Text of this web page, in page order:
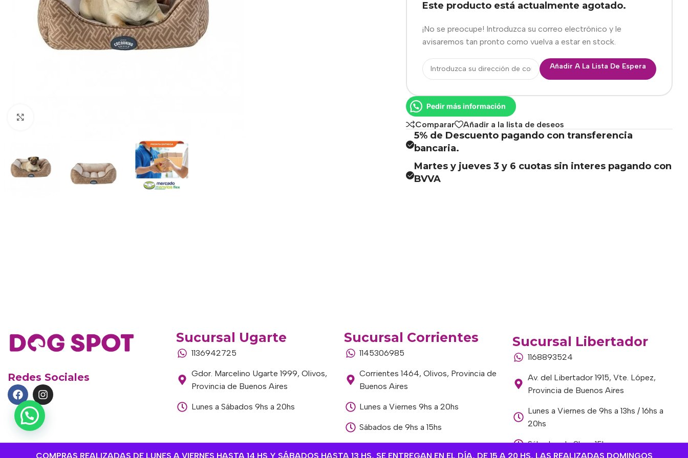
COMPRAS REALIZADAS DE LUNES A VIERNES HASTA 14 HS Y SÁBADOS HASTA 13 HS, SE ENTREGAN EN EL DÍA, DE 15 A 20 HS, LAS REALIZADAS DOMINGOS
Este producto está actualmente agotado.
¡No se preocupe! Introduzca su correo electrónico y le
avisaremos tan pronto como vuelva a estar en stock.
Añadir A La Lista De Espera
Pedir más información
Comparar Añadir a la lista de deseos
5% de Descuento pagando con transferencia
bancaria.
Martes y jueves 3 y 6 cuotas sin interes pagando con
BVVA
Redes Sociales
Sucursal Ugarte
1136942725
Gdor. Marcelino Ugarte 1999, Olivos,
Provincia de Buenos Aires
Lunes a Sábados 9hs a 20hs
Sucursal Corrientes
1145306985
Corrientes 1464, Olivos, Provincia de
Buenos Aires
Lunes a Viernes 9hs a 20hs
Sábados de 9hs a 15hs
Sucursal Libertador
1168893524
Av. del Libertador 1915, Vte. López,
Provincia de Buenos Aires
Lunes a Viernes de 9hs a 13hs / 16hs a
20hs
Sábados de 9hs a 15hs